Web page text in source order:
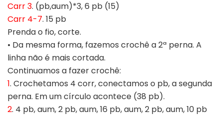
Carr 3. (pb,aum)*3, 6 pb (15)
Carr 4-7. 15 pb
Prenda o fio, corte.
• Da mesma forma, fazemos crochê a 2ª perna. A
linha não é mais cortada.
Continuamos a fazer crochê:
1. Crochetamos 4 corr, conectamos o pb, a segunda
perna. Em um círculo acontece (38 pb).
2. 4 pb, aum, 2 pb, aum, 16 pb, aum, 2 pb, aum, 10 pb